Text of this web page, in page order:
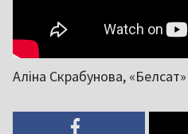
Аліна Скрабунова, «Белсат»